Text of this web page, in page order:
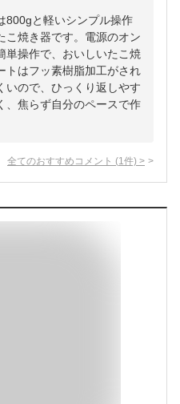
800gと軽いシンプル操作
こ焼き器です。電源のオン
単操作で、おいしいたこ焼
トはフッ素樹脂加工がされ
いので、ひっくり返しやす
、焦らず自分のペースで作
全てのおすすめコメント (1 件) >